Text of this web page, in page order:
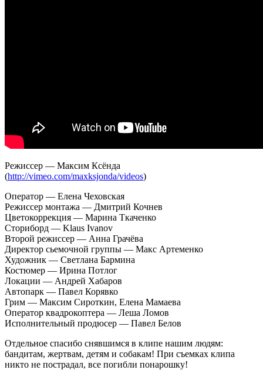
Режиссер — Максим Ксёнда
(http://vimeo.com/maxksjonda/videos)
Оператор — Елена Чеховская
Режиссер монтажа — Дмитрий Кочнев
Цветокоррекция — Марина Ткаченко
Сториборд — Klaus Ivanov
Второй режиссер — Анна Грачёва
Директор сьемочной группы — Макс Артеменко
Художник — Светлана Бармина
Костюмер — Ирина Потлог
Локации — Андрей Хабаров
Автопарк — Павел Корявко
Грим — Максим Сироткин, Елена Мамаева
Оператор квадрокоптера — Леша Ломов
Исполнительный продюсер — Павел Белов
Отдельное спасибо снявшимся в клипе нашим людям:
бандитам, жертвам, детям и собакам! При съемках клипа
никто не пострадал, все погибли понарошку!